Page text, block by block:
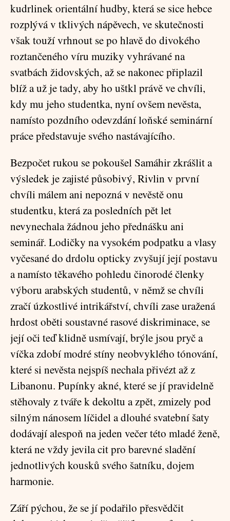
kudrlinek orientální hudby, která se sice hebce
rozplývá v tklivých nápěvech, ve skutečnosti
však touží vrhnout se po hlavě do divokého
roztančeného víru muziky vyhrávané na
svatbách židovských, až se nakonec připlazil
blíž a už je tady, aby ho uštkl právě ve chvíli,
kdy mu jeho studentka, nyní ovšem nevěsta,
namísto pozdního odevzdání loňské seminární
práce představuje svého nastávajícího.
Bezpočet rukou se pokoušel Samáhir zkrášlit a
výsledek je zajisté působivý, Rivlin v první
chvíli málem ani nepozná v nevěstě onu
studentku, která za posledních pět let
nevynechala žádnou jeho přednášku ani
seminář. Lodičky na vysokém podpatku a vlasy
vyčesané do drdolu opticky zvyšují její postavu
a namísto těkavého pohledu činorodé členky
výboru arabských studentů, v němž se chvíli
zračí úzkostlivé intrikářství, chvíli zase uražená
hrdost oběti soustavné rasové diskriminace, se
její oči teď klidně usmívají, brýle jsou pryč a
víčka zdobí modré stíny neobvyklého tónování,
které si nevěsta nejspíš nechala přivézt až z
Libanonu. Pupínky akné, které se jí pravidelně
stěhovaly z tváře k dekoltu a zpět, zmizely pod
silným nánosem líčidel a dlouhé svatební šaty
dodávají alespoň na jeden večer této mladé ženě,
která ne vždy jevila cit pro barevné sladění
jednotlivých kousků svého šatníku, dojem
harmonie.
Září pýchou, že se jí podařilo přesvědčit